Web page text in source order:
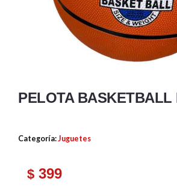
PELOTA BASKETBALL
Categoría:Juguetes
$ 399